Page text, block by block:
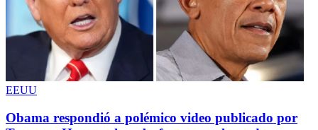
EEUU
Obama respondió a polémico video publicado por